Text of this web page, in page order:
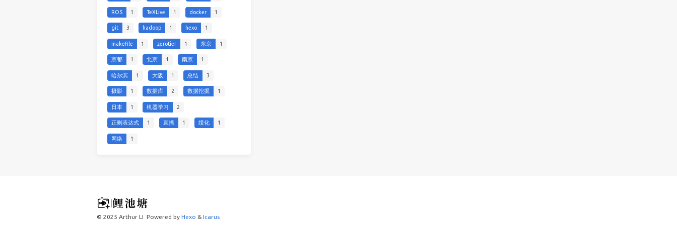
ROS 1 TeXLive 1 docker 1
git 3 hadoop 1 hexo 1
makefile 1 zerotier 1 东京 1
京都 1 北京 1 南京 1
哈尔滨 1 大阪 1 总结 3
摄影 1 数据库 2 数据挖掘 1
日本 1 机器学习 2
正则表达式 1 直播 1 绥化 1
网络 1
© 2025 Arthur LI Powered by Hexo & Icarus